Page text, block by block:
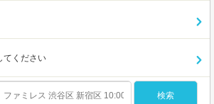
てください